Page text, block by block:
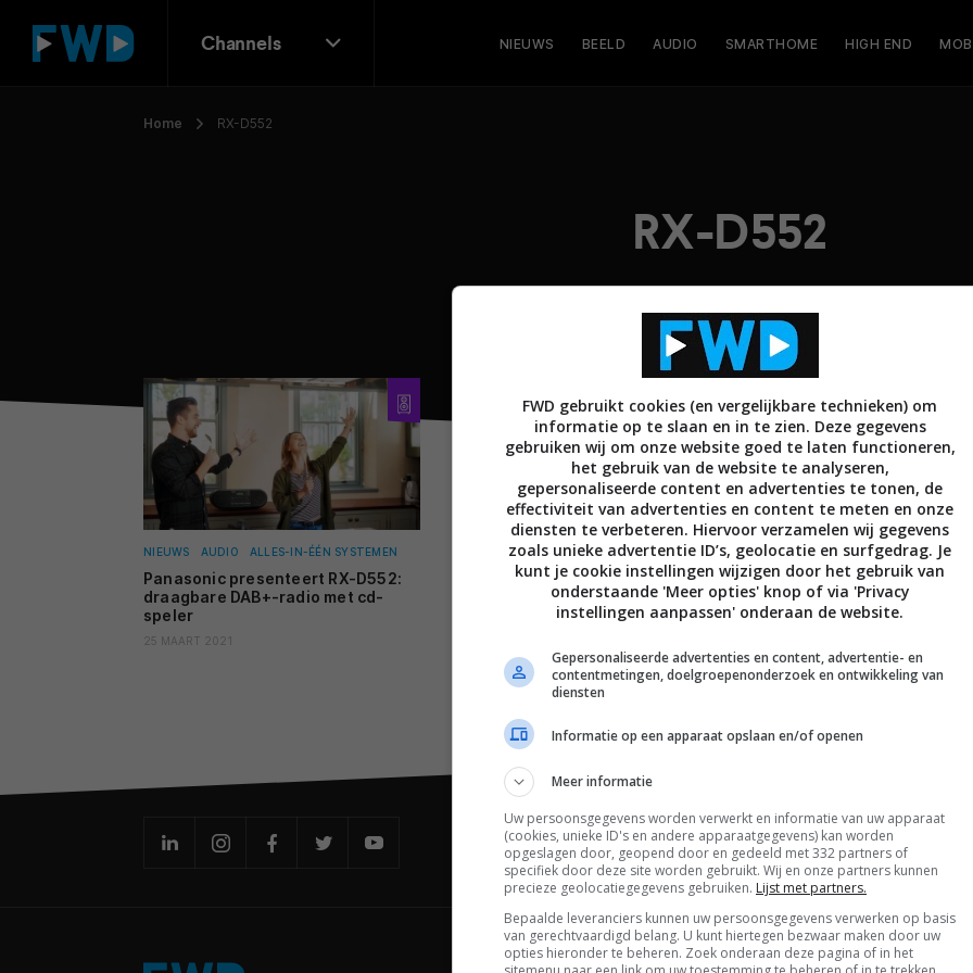
Channels NIEUWS BEELD AUDIO SMARTHOME HIGH END
Home RX-D552
RX-D552
NIEUWS AUDIO ALLES-IN-ÉÉN SYSTEMEN
Panasonic presenteert RX-D552:
draagbare DAB+-radio met cd-
speler
25 MAART 2021
De laatste updates in je mailbox
FWD gebruikt cookies (en vergelijkbare technieken) om
informatie op te slaan en in te zien. Deze gegevens
gebruiken wij om onze website goed te laten functioneren,
het gebruik van de website te analyseren,
gepersonaliseerde content en advertenties te tonen, de
effectiviteit van advertenties en content te meten en onze
diensten te verbeteren. Hiervoor verzamelen wij gegevens
zoals unieke advertentie ID’s, geolocatie en surfgedrag. Je
kunt je cookie instellingen wijzigen door het gebruik van
onderstaande 'Meer opties' knop of via 'Privacy
instellingen aanpassen' onderaan de website.
Gepersonaliseerde advertenties en content, advertentie- en
contentmetingen, doelgroepenonderzoek en ontwikkeling van
diensten
Informatie op een apparaat opslaan en/of openen
Meer informatie
Uw persoonsgegevens worden verwerkt en informatie van uw apparaat
(cookies, unieke ID's en andere apparaatgegevens) kan worden
opgeslagen door, geopend door en gedeeld met 332 partners of
specifiek door deze site worden gebruikt. Wij en onze partners kunnen
precieze geolocatiegegevens gebruiken. Lijst met partners.
Bepaalde leveranciers kunnen uw persoonsgegevens verwerken op basis
van gerechtvaardigd belang. U kunt hiertegen bezwaar maken door uw
opties hieronder te beheren. Zoek onderaan deze pagina of in het